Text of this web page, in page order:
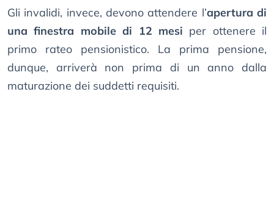
Gli invalidi, invece, devono attendere l’apertura di
una finestra mobile di 12 mesi per ottenere il
primo rateo pensionistico. La prima pensione,
dunque, arriverà non prima di un anno dalla
maturazione dei suddetti requisiti.